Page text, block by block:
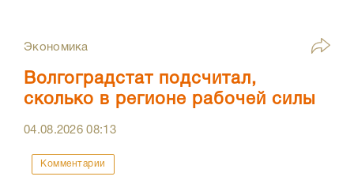
Экономика
Волгоградстат подсчитал,
сколько в регионе рабочей силы
04.08.202608:13
Комментарии